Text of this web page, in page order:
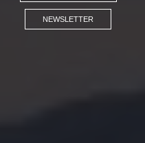
NEWSLETTER